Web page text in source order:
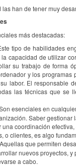
han de tener muy
más destacadas:
tipo de habilidades
capacidad de utilizar
su trabajo de forma
y los programas
labor. El responsable
las técnicas que se
esenciales en
Saber gestionar
coordinación
o clientes, es algo
Aquellas que permiten
nuevos proyectos,
a cabo.